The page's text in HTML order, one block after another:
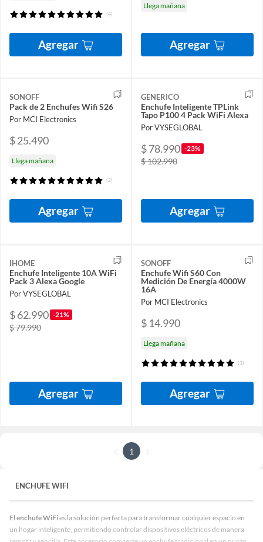
(4)
Agregar
Llega mañana
Agregar
SONOFF
Pack de 2 Enchufes Wifi S26
Por MCI Electronics
$ 25.490
Llega mañana
(2)
Agregar
GENERICO
Enchufe Inteligente TPLink
Tapo P100 4 Pack WiFi Alexa
Por VYSEGLOBAL
$ 78.990 -23%
$ 102.990
Agregar
IHOME
Enchufe Inteligente 10A WiFi
Pack 3 Alexa Google
Por VYSEGLOBAL
$ 62.990 -21%
$ 79.990
Agregar
SONOFF
Enchufe Wifi S60 Con
Medición De Energía 4000W
16A
Por MCI Electronics
$ 14.990
Llega mañana
(1)
Agregar
1
ENCHUFE WIFI
El enchufe WiFies la solución perfecta para transformar cualquier espacio en
un hogar inteligente, permitiendo controlar dispositivos eléctricos de manera